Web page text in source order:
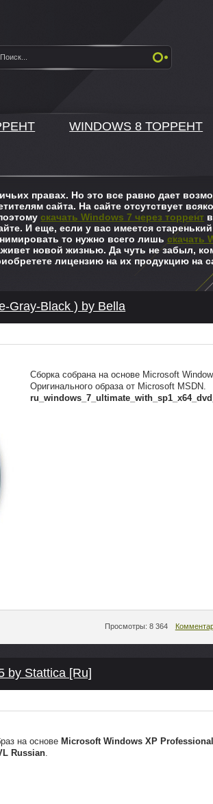
WINDOWS 8 ТОРРЕНТ
правах. Но это все равно дает
сайта. На сайте отсутствует
скачать Windows 7 через торрент
И еще, если у вас имеется
то нужно всего лишьскачать
новой жизнью. Да чуть не забыл,
лицензию на их продукцию на
Gray-Black ) by Bella
Сборка собрана на основе Microsoft
Оригинального образа от Microsoft MSDN.
Просмотры: 8 364
by Stattica [Ru]
на основе Micrоsoft Windows XP
Russian.